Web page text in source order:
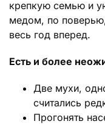
крепкую семью и
медом, по
весь год вперед.
Есть и более
Две мухи,
считались
Прогонять